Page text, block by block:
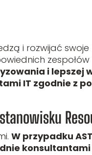
i rozwijać swoje
i lepszej
IT zgodnie z
W przypadku
konsultantami